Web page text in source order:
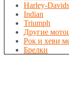
Harley-
Indian
Triumph
Другие
Рок и хеви
Брелки